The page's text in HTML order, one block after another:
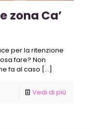
zona Ca’
per la ritenzione
fare? Non
fa al caso […]
Vedi di più